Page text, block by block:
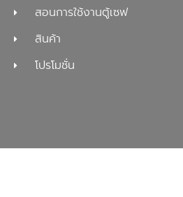
สอนการใช้งานตู้เซฟ
สินค้า
โปรโมชั่น